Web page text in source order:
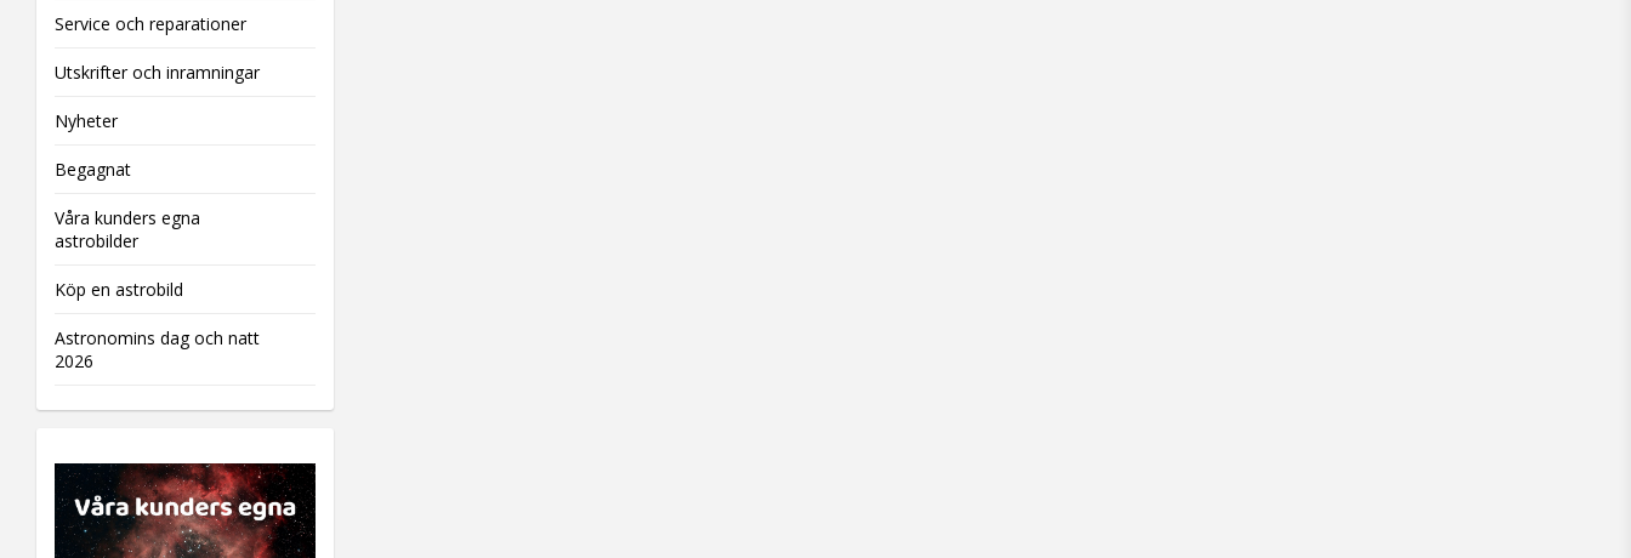
Service och reparationer
Utskrifter och inramningar
Nyheter
Begagnat
Våra kunders egna
astrobilder
Köp en astrobild
Astronomins dag och natt
2026